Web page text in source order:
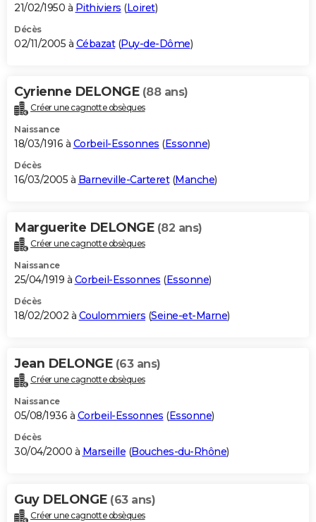
21/02/1950 à Pithiviers (Loiret)
Décès
02/11/2005 à Cébazat(Puy-de-Dôme)
Cyrienne DELONGE (88 ans)
Créer une cagnotte obsèques
Naissance
18/03/1916 à Corbeil-Essonnes (Essonne)
Décès
16/03/2005 à Barneville-Carteret(Manche)
Marguerite DELONGE (82 ans)
Créer une cagnotte obsèques
Naissance
25/04/1919 à Corbeil-Essonnes (Essonne)
Décès
18/02/2002 à Coulommiers (Seine-et-Marne)
Jean DELONGE (63 ans)
Créer une cagnotte obsèques
Naissance
05/08/1936 à Corbeil-Essonnes (Essonne)
Décès
30/04/2000 à Marseille (Bouches-du-Rhône)
Guy DELONGE (63 ans)
Créer une cagnotte obsèques